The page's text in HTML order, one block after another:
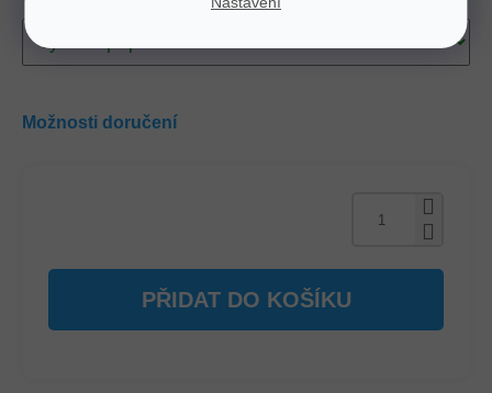
Možnosti doručení
PŘIDAT DO KOŠÍKU